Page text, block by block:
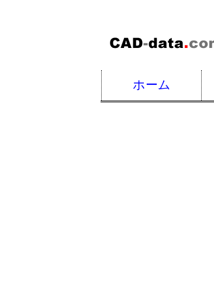
ホーム